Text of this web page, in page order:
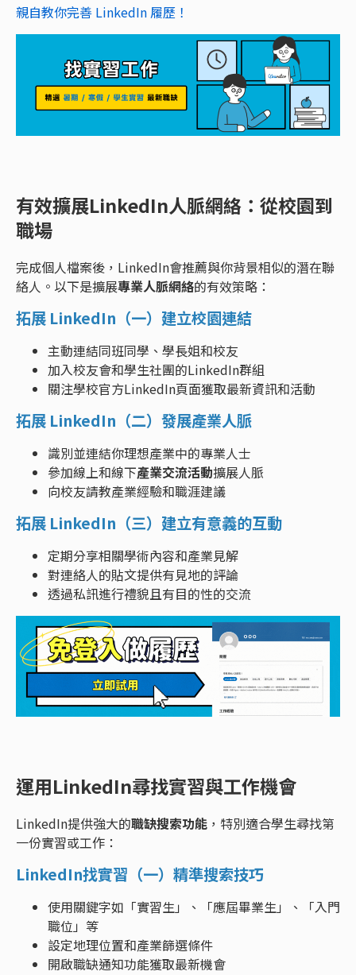
親自教你完善 LinkedIn 履歷！
有效擴展LinkedIn人脈網絡：從校園到
職場
完成個人檔案後，LinkedIn會推薦與你背景相似的潛在聯
絡人。以下是擴展專業人脈網絡的有效策略：
拓展 LinkedIn（一）建立校園連結
主動連結同班同學、學長姐和校友
加入校友會和學生社團的LinkedIn群組
關注學校官方LinkedIn頁面獲取最新資訊和活動
拓展 LinkedIn（二）發展產業人脈
識別並連結你理想產業中的專業人士
參加線上和線下產業交流活動擴展人脈
向校友請教產業經驗和職涯建議
拓展 LinkedIn（三）建立有意義的互動
定期分享相關學術內容和產業見解
對連絡人的貼文提供有見地的評論
透過私訊進行禮貌且有目的性的交流
運用LinkedIn尋找實習與工作機會
LinkedIn提供強大的職缺搜索功能 ，特別適合學生尋找第
一份實習或工作：
LinkedIn找實習（一）精準搜索技巧
使用關鍵字如「實習生」、「應屆畢業生」、「入門
職位」等
設定地理位置和產業篩選條件
開啟職缺通知功能獲取最新機會